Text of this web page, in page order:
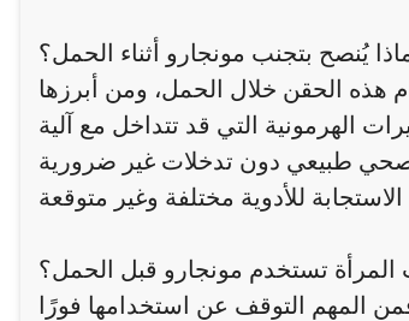
يُنصح بتجنب مونجارو أثناء الحمل؟
الهرمونية التي قد تتداخل مع آلية
المرأة تستخدم مونجارو قبل الحمل؟
المهم التوقف عن استخدامها فورًا